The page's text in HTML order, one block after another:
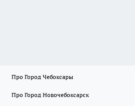
Про Город Чебоксары
Про Город Новочебоксарск